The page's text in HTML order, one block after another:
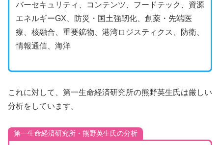
バーセキュリティ、コンテンツ、フードテック、資源
エネルギーGX、防災・国土強靭化、創薬・先端医
療、核融合、重要鉱物、港湾ロジスティクス、防衛、
情報通信、海洋
これに対して、第一生命経済研究所の熊野英生氏は厳しい
分析をしています。
第一生命経済研究所・熊野英生氏の分析